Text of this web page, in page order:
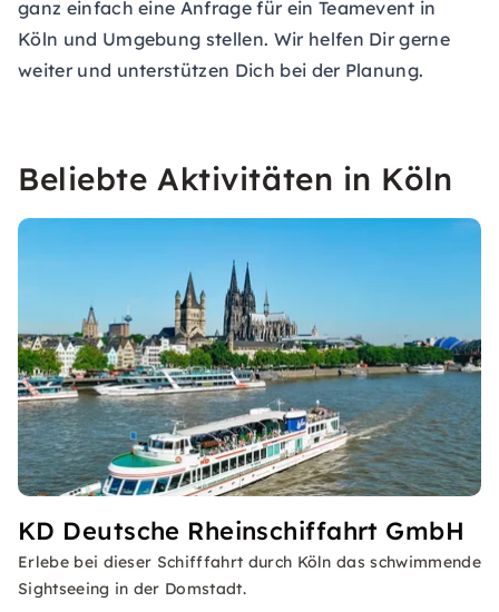
ganz einfach eine Anfrage für ein Teamevent in
Köln und Umgebung stellen. Wir helfen Dir gerne
weiter und unterstützen Dich bei der Planung.
Beliebte Aktivitäten in Köln
KD Deutsche Rheinschiffahrt GmbH
Erlebe bei dieser Schifffahrt durch Köln das schwimmende
Sightseeing in der Domstadt.